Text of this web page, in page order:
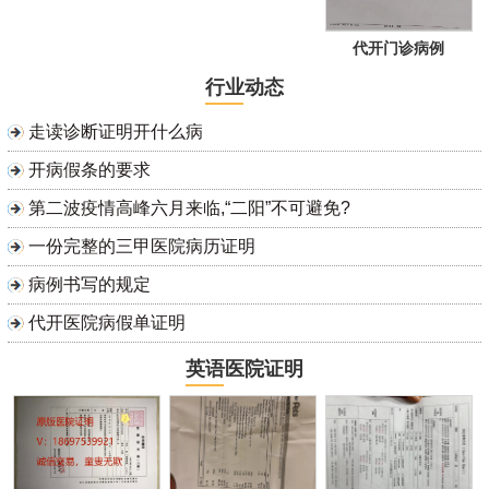
代开门诊病例
行业动态
走读诊断证明开什么病
开病假条的要求
第二波疫情高峰六月来临,“二阳”不可避免?
一份完整的三甲医院病历证明
病例书写的规定
代开医院病假单证明
英语医院证明